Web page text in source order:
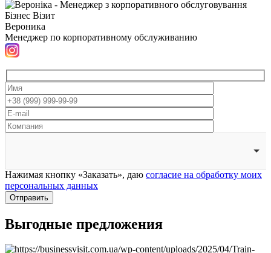
Вероника
Менеджер по корпоративному обслуживанию
Нажимая кнопку «Заказать», даю согласие на обработку моих
персональных данных
Отправить
Выгодные предложения